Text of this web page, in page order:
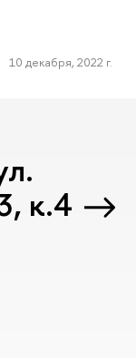
10 декабря, 2022 г.
к.4